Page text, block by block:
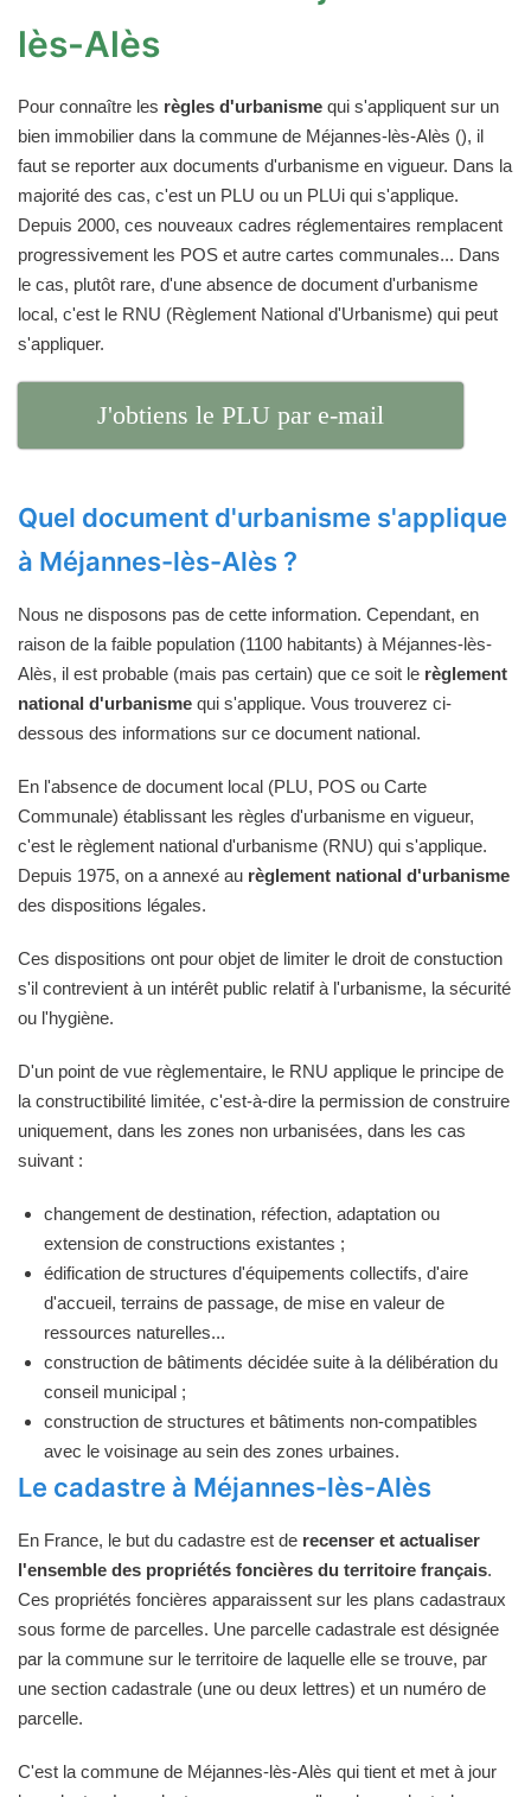
lès-Alès
Pour connaître les règles d'urbanisme qui s'appliquent sur un
bien immobilier dans la commune de Méjannes-lès-Alès (), il
faut se reporter aux documents d'urbanisme en vigueur. Dans la
majorité des cas, c'est un PLU ou un PLUi qui s'applique.
Depuis 2000, ces nouveaux cadres réglementaires remplacent
progressivement les POS et autre cartes communales... Dans
le cas, plutôt rare, d'une absence de document d'urbanisme
local, c'est le RNU (Règlement National d'Urbanisme) qui peut
s'appliquer.
J'obtiens le PLU par e-mail
Quel document d'urbanisme s'applique
à Méjannes-lès-Alès ?
Nous ne disposons pas de cette information. Cependant, en
raison de la faible population (1100 habitants) à Méjannes-lès-
Alès, il est probable (mais pas certain) que ce soit le règlement
national d'urbanisme qui s'applique. Vous trouverez ci-
dessous des informations sur ce document national.
En l'absence de document local (PLU, POS ou Carte
Communale) établissant les règles d'urbanisme en vigueur,
c'est le règlement national d'urbanisme (RNU) qui s'applique.
Depuis 1975, on a annexé au règlement national d'urbanisme
des dispositions légales.
Ces dispositions ont pour objet de limiter le droit de constuction
s'il contrevient à un intérêt public relatif à l'urbanisme, la sécurité
ou l'hygiène.
D'un point de vue règlementaire, le RNU applique le principe de
la constructibilité limitée, c'est-à-dire la permission de construire
uniquement, dans les zones non urbanisées, dans les cas
suivant :
changement de destination, réfection, adaptation ou
extension de constructions existantes ;
édification de structures d'équipements collectifs, d'aire
d'accueil, terrains de passage, de mise en valeur de
ressources naturelles...
construction de bâtiments décidée suite à la délibération du
conseil municipal ;
construction de structures et bâtiments non-compatibles
avec le voisinage au sein des zones urbaines.
Le cadastre à Méjannes-lès-Alès
En France, le but du cadastre est de recenser et actualiser
l'ensemble des propriétés foncières du territoire français.
Ces propriétés foncières apparaissent sur les plans cadastraux
sous forme de parcelles. Une parcelle cadastrale est désignée
par la commune sur le territoire de laquelle elle se trouve, par
une section cadastrale (une ou deux lettres) et un numéro de
parcelle.
C'est la commune de Méjannes-lès-Alès qui tient et met à jour